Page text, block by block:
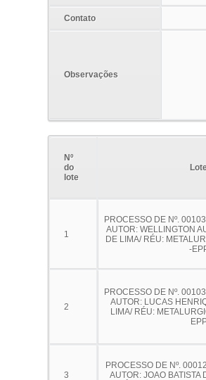
Contato
Observações
Nº
do
lote
1
PROCESSO DE Nº.
AUTOR: WELLINGTON
DE LIMA/ RÉU:
-
2
PROCESSO DE Nº.
AUTOR: LUCAS
LIMA/ RÉU:
3
PROCESSO DE Nº.
AUTOR: JOAO BATISTA